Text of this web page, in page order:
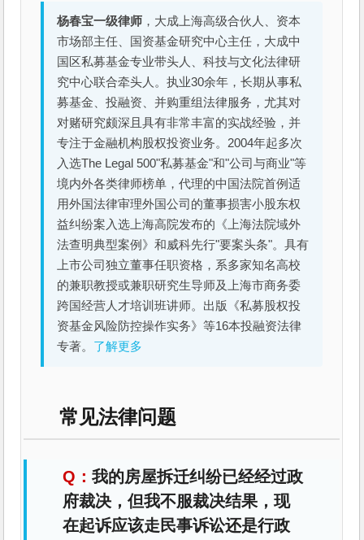
杨春宝一级律师 ，大成上海高级合伙人、资本
市场部主任、国资基金研究中心主任，大成中
国区私募基金专业带头人、科技与文化法律研
究中心联合牵头人。执业30余年，长期从事私
募基金、投融资、并购重组法律服务，尤其对
对赌研究颇深且具有非常丰富的实战经验，并
专注于金融机构股权投资业务。2004年起多次
入选The Legal 500"私募基金"和"公司与商业"等
境内外各类律师榜单，代理的中国法院首例适
用外国法律审理外国公司的董事损害小股东权
益纠纷案入选上海高院发布的《上海法院域外
法查明典型案例》和威科先行"要案头条"。具有
上市公司独立董事任职资格，系多家知名高校
的兼职教授或兼职研究生导师及上海市商务委
跨国经营人才培训班讲师。出版《私募股权投
资基金风险防控操作实务》等16本投融资法律
专著。 了解更多
常见法律问题
我的房屋拆迁纠纷已经经过政
府裁决，但我不服裁决结果，现
在起诉应该走民事诉讼还是行政